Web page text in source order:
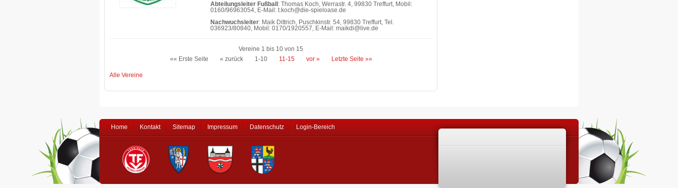
Abteilungsleiter Fußball : Thomas Koch, Werrastr. 4, 99830 Treffurt, Mobil:
0160/96963054, E-Mail: t.koch@die-spieloase.de
Nachwuchsleiter: Maik Dittrich, Puschkinstr. 54, 99830 Treffurt, Tel.
036923/80840, Mobil: 0170/1920557, E-Mail: maikdi@live.de
Vereine 1 bis 10 von 15
«« Erste Seite
« zurück 1-10 11-15 vor » Letzte Seite »»
Alle Vereine
Home Kontakt Sitemap Impressum Datenschutz Login-Bereich